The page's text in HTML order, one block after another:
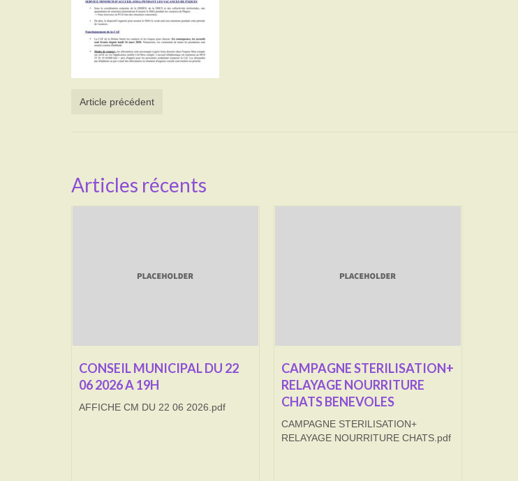
Article précédent
Articles récents
CONSEIL MUNICIPAL DU 22
06 2026 A 19H
AFFICHE CM DU 22 06 2026.pdf
CAMPAGNE STERILISATION+
RELAYAGE NOURRITURE
CHATS BENEVOLES
CAMPAGNE STERILISATION+
RELAYAGE NOURRITURE CHATS.pdf